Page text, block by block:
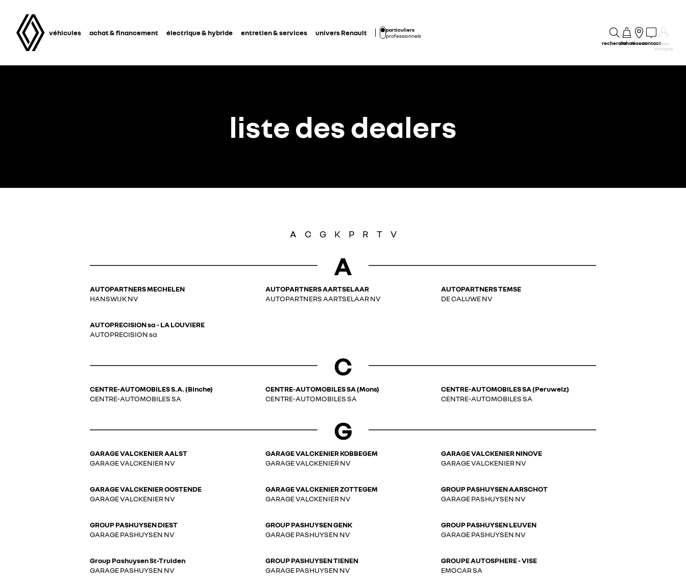
véhicules achat & financement électrique & hybride entretien & services univers Renault
particuliers
professionnels
rechercheachatréseaucontactmon
compte
liste des dealers
A C G K P R T V
A
AUTOPARTNERS MECHELEN
HANSWIJK NV
AUTOPARTNERS AARTSELAAR
AUTOPARTNERS AARTSELAAR NV
AUTOPARTNERS TEMSE
DE CALUWE NV
AUTOPRECISION sa - LA LOUVIERE
AUTOPRECISION sa
C
CENTRE-AUTOMOBILES S.A. (Binche)
CENTRE-AUTOMOBILES SA
CENTRE-AUTOMOBILES SA (Mons)
CENTRE-AUTOMOBILES SA
CENTRE-AUTOMOBILES SA (Peruwelz)
CENTRE-AUTOMOBILES SA
G
GARAGE VALCKENIER AALST
GARAGE VALCKENIER NV
GARAGE VALCKENIER KOBBEGEM
GARAGE VALCKENIER NV
GARAGE VALCKENIER NINOVE
GARAGE VALCKENIER NV
GARAGE VALCKENIER OOSTENDE
GARAGE VALCKENIER NV
GARAGE VALCKENIER ZOTTEGEM
GARAGE VALCKENIER NV
GROUP PASHUYSEN AARSCHOT
GARAGE PASHUYSEN NV
GROUP PASHUYSEN DIEST
GARAGE PASHUYSEN NV
GROUP PASHUYSEN GENK
GARAGE PASHUYSEN NV
GROUP PASHUYSEN LEUVEN
GARAGE PASHUYSEN NV
Group Pashuysen St-Truiden
GARAGE PASHUYSEN NV
GROUP PASHUYSEN TIENEN
GARAGE PASHUYSEN NV
GROUPE AUTOSPHERE - VISE
EMOCAR SA